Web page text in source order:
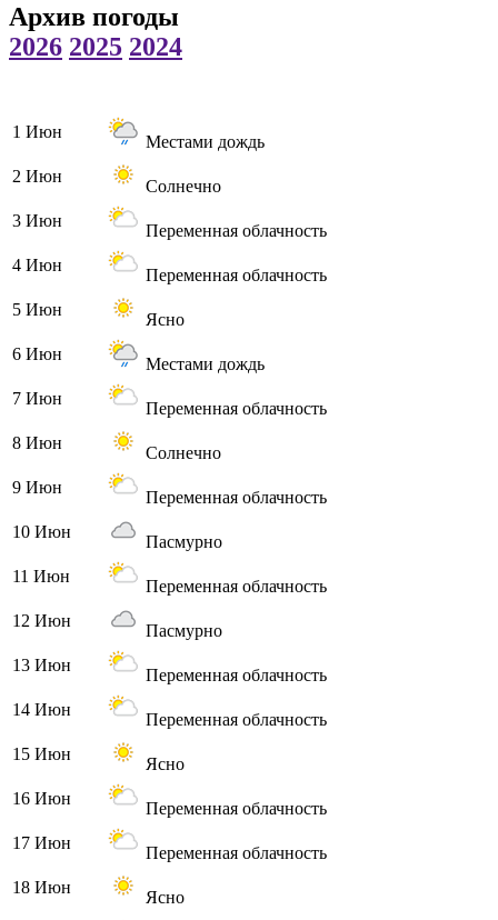
Архив погоды
2026 2025 2024
1 Июн
Местами дождь
2 Июн
Солнечно
3 Июн
Переменная облачность
4 Июн
Переменная облачность
5 Июн
Ясно
6 Июн
Местами дождь
7 Июн
Переменная облачность
8 Июн
Солнечно
9 Июн
Переменная облачность
10 Июн
Пасмурно
11 Июн
Переменная облачность
12 Июн
Пасмурно
13 Июн
Переменная облачность
14 Июн
Переменная облачность
15 Июн
Ясно
16 Июн
Переменная облачность
17 Июн
Переменная облачность
18 Июн
Ясно